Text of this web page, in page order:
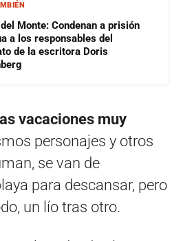
Monte: Condenan a prisión
a los responsables del
de la escritora Doris
vacaciones muy
personajes y otros
se van de
para descansar, pero
un lío tras otro.